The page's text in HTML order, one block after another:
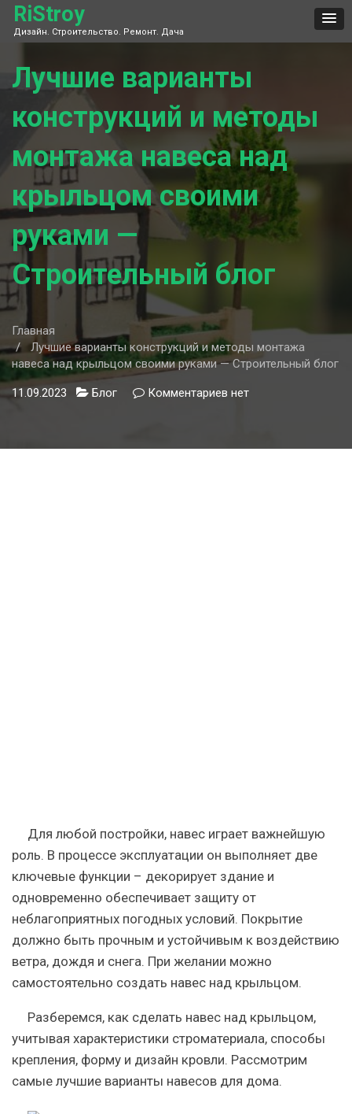
Skip
content
RiStroy
Дизайн. Строительство. Ремонт. Дача
Лучшие варианты
конструкций и методы
монтажа навеса над
крыльцом своими
руками —
Строительный блог
Главная
Лучшие варианты конструкций и методы монтажа
навеса над крыльцом своими руками — Строительный блог
11.09.2023 Блог Комментариев кнет
Для любой постройки, навес играет важнейшую
роль. В процессе эксплуатации он выполняет две
ключевые функции – декорирует здание и
одновременно обеспечивает защиту от
неблагоприятных погодных условий. Покрытие
должно быть прочным и устойчивым к воздействию
ветра, дождя и снега. При желании можно
самостоятельно создать навес над крыльцом.
Разберемся, как сделать навес над крыльцом,
учитывая характеристики строматериала, способы
крепления, форму и дизайн кровли. Рассмотрим
самые лучшие варианты навесов для дома.